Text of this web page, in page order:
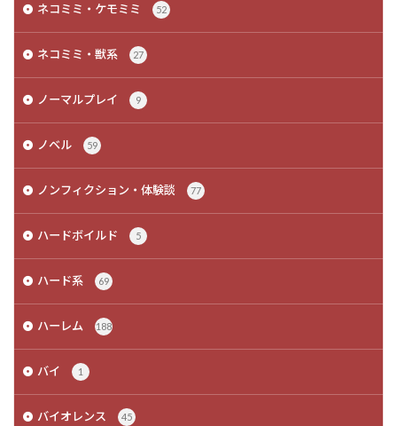
ネコミミ・ケモミミ 52
ネコミミ・獣系 27
ノーマルプレイ 9
ノベル 59
ノンフィクション・体験談 77
ハードボイルド 5
ハード系 69
ハーレム 188
バイ 1
バイオレンス 45